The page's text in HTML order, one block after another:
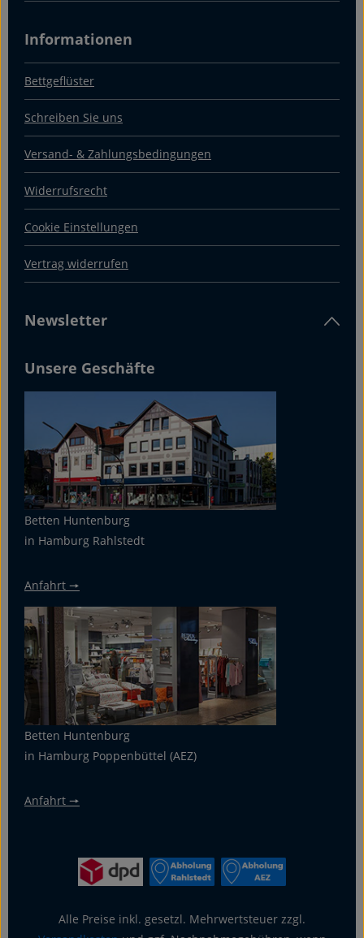
Informationen
Bettgeflüster
Schreiben Sie uns
Versand- & Zahlungsbedingungen
Widerrufsrecht
Cookie Einstellungen
Vertrag widerrufen
Newsletter
Unsere Geschäfte
Betten Huntenburg
in Hamburg Rahlstedt
Anfahrt 🠖
Betten Huntenburg
in Hamburg Poppenbüttel (AEZ)
Anfahrt 🠖
Alle Preise inkl. gesetzl. Mehrwertsteuer zzgl.